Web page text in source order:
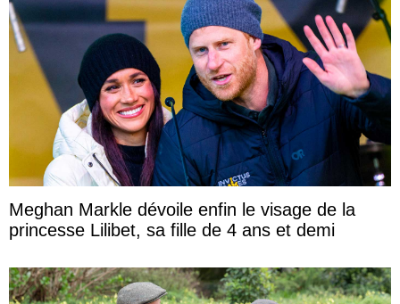
Meghan Markle dévoile enfin le visage de la
princesse Lilibet, sa fille de 4 ans et demi